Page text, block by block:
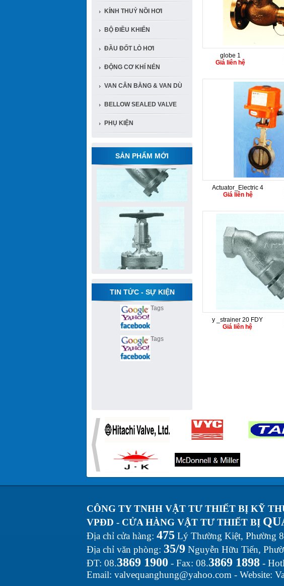
KÍNH THUỶ NỒI HƠI
BỘ ĐIỀU KHIỂN
ĐẦU ĐỐT LÒ HƠI
ĐỘNG CƠ KHÍ NÉN
VAN CÂN BẰNG & VAN DÙ
BELLOW SEALED VALVE
PHỤ KIỆN
SẢN PHẨM MỚI
TIN TỨC - SỰ KIỆN
Tags
Tags
globe 1
Giá liên hệ
Actuator_Electric 4
Giá liên hệ
y _strainer 20 FDY
Giá liên hệ
CÔNG TY TNHH VẬT TƯ THIẾT BỊ KỸ
VPĐD - CỬA HÀNG VẬT TƯ THIẾT BỊ
Địa chỉ cửa hàng: 475 Lý Thường Kiệt, Phường
Địa chỉ văn phòng: 35/9 Nguyễn Hữu Tiến,
ĐT: 08.3869 1900 - Fax: 08.3869 1898 -
Email: valvequanghung@yahoo.com - Website: